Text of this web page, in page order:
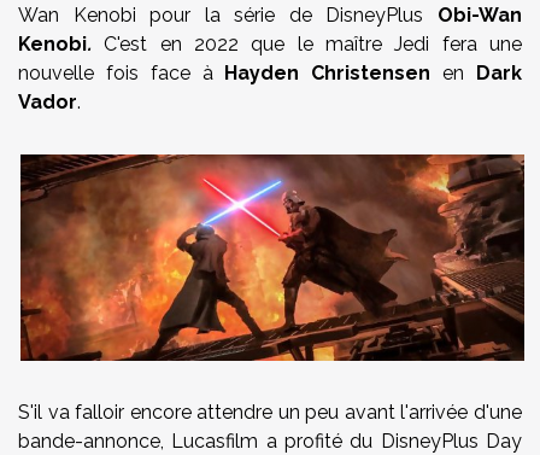
Wan Kenobi pour la série de DisneyPlus Obi-Wan
Kenobi. C'est en 2022 que le maître Jedi fera une
nouvelle fois face à Hayden Christensen en Dark
Vador.
S'il va falloir encore attendre un peu avant l'arrivée d'une
bande-annonce, Lucasfilm a profité du DisneyPlus Day